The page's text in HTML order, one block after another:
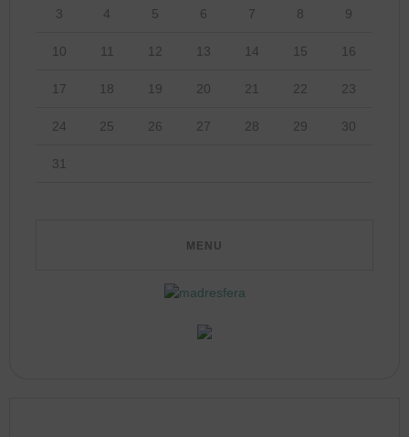
3 4 5 6 7 8 9
10 11 12 13 14 15 16
17 18 19 20 21 22 23
24 25 26 27 28 29 30
31